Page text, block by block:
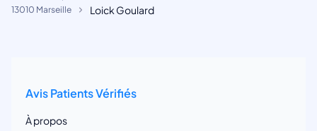
13010 Marseille
Loick Goulard
Avis Patients Vérifiés
À propos